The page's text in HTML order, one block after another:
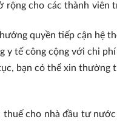
cho các thành viên
quyền tiếp cận hệ
y tế công cộng với chi
bạn có thể xin thường
thuế cho nhà đầu tư